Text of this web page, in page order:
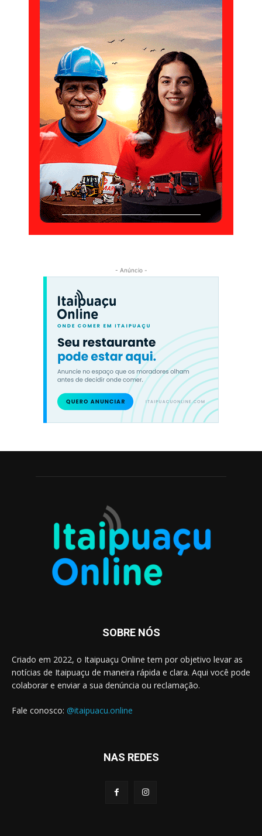
SOBRE NÓS
Criado em 2022, o Itaipuaçu Online tem por objetivo levar as
notícias de Itaipuaçu de maneira rápida e clara. Aqui você pode
colaborar e enviar a sua denúncia ou reclamação.
Fale conosco: @itaipuacu.online
NAS REDES